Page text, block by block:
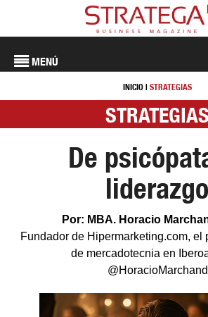
MENÚ
INICIO | STRATEGIAS
STRATEGIAS
De
liderazgo
Por: MBA. Horacio
Fundador de Hipermarketing.com, el
de mercadotecnia en
@HoracioMarchand